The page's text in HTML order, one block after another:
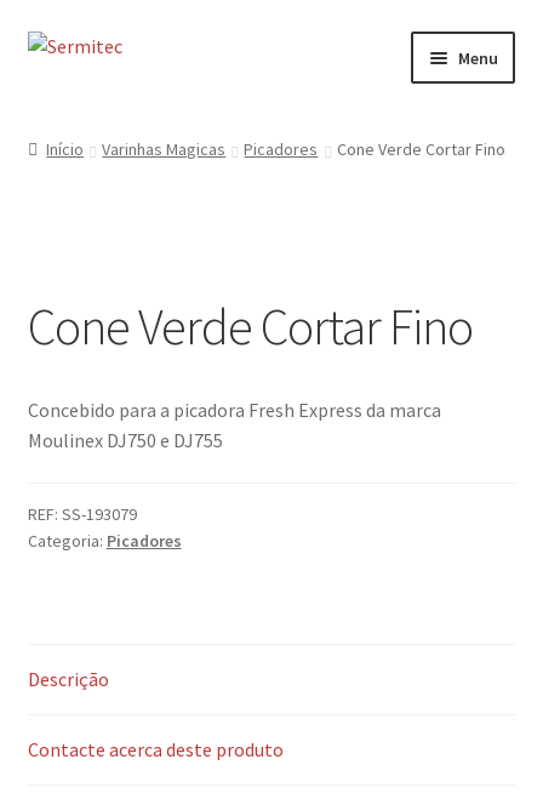
Ir
Saltar
Menu
Serviços
Formulário de Contacto
Início Varinhas Magicas Picadores Cone Verde Cortar Fino
Cone Verde Cortar Fino
Concebido para a picadora Fresh Express da marca
Moulinex DJ750 e DJ755
REF: SS-193079
Categoria: Picadores
Descrição
Contacte acerca deste produto